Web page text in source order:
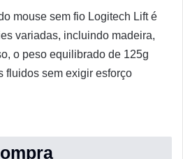
mouse sem fio Logitech Lift é
variadas, incluindo madeira,
o peso equilibrado de 125g
fluidos sem exigir esforço